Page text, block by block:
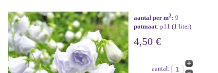
aantal per m2: 9
potmaat: p11 (1 liter)
4,50 €
aantal: